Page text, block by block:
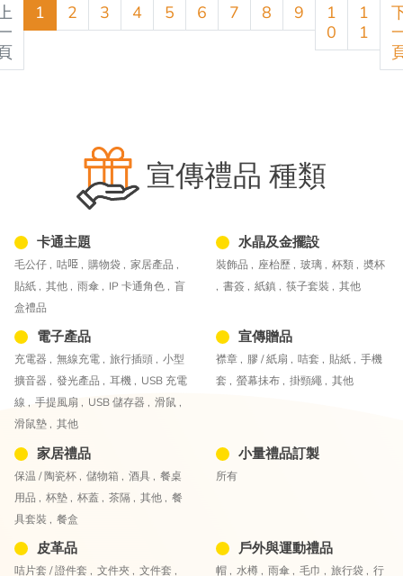
1 2 3 4 5 6 7 8 9
1
0
1
1
宣傳禮品 種類
卡通主題
毛公仔 , 咕𠱸 , 購物袋 , 家居產品 ,
貼紙 , 其他 , 雨傘 , IP 卡通角色 , 盲
盒禮品
水晶及金擺設
裝飾品 , 座枱歷 , 玻璃 , 杯類 , 奬杯
, 書簽 , 紙鎮 , 筷子套裝 , 其他
電子產品
充電器 , 無線充電 , 旅行插頭 , 小型
擴音器 , 發光產品 , 耳機 , USB 充電
線 , 手提風扇 , USB 儲存器 , 滑鼠 ,
滑鼠墊 , 其他
宣傳贈品
襟章 , 膠 / 紙扇 , 咭套 , 貼紙 , 手機
套 , 螢幕抺布 , 掛頸繩 , 其他
家居禮品
保温 / 陶瓷杯 , 儲物箱 , 酒具 , 餐桌
用品 , 杯墊 , 杯蓋 , 茶隔 , 其他 , 餐
具套裝 , 餐盒
小量禮品訂製
所有
皮革品
咭片套 / 證件套 , 文件夾 , 文件套 ,
戶外與運動禮品
帽 , 水樽 , 雨傘 , 毛巾 , 旅行袋 , 行